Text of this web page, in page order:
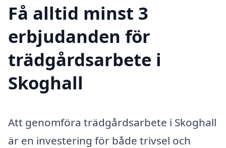
Få alltid minst 3
erbjudanden för
trädgårdsarbete i
Skoghall
Att genomföra trädgårdsarbete i Skoghall
är en investering för både trivsel och